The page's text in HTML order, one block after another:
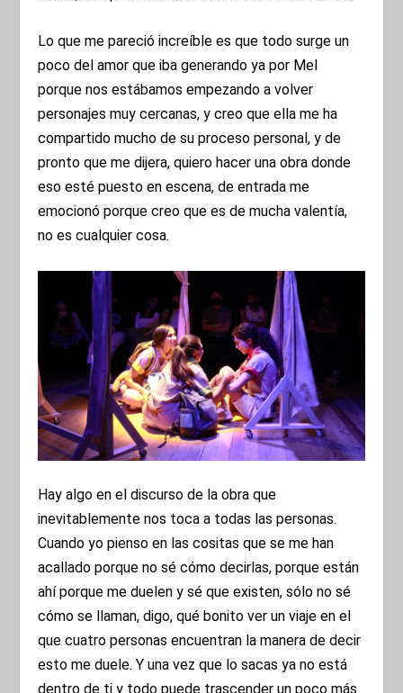
Lo que me pareció increíble es que todo surge un
poco del amor que iba generando ya por Mel
porque nos estábamos empezando a volver
personajes muy cercanas, y creo que ella me ha
compartido mucho de su proceso personal, y de
pronto que me dijera, quiero hacer una obra donde
eso esté puesto en escena, de entrada me
emocionó porque creo que es de mucha valentía,
no es cualquier cosa.
Hay algo en el discurso de la obra que
inevitablemente nos toca a todas las personas.
Cuando yo pienso en las cositas que se me han
acallado porque no sé cómo decirlas, porque están
ahí porque me duelen y sé que existen, sólo no sé
cómo se llaman, digo, qué bonito ver un viaje en el
que cuatro personas encuentran la manera de decir
esto me duele. Y una vez que lo sacas ya no está
dentro de ti y todo puede trascender un poco más.